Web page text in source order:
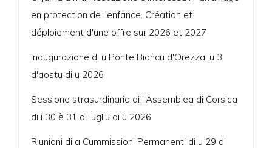
en protection de l'enfance. Création et
déploiement d'une offre sur 2026 et 2027
Inaugurazione di u Ponte Biancu d'Orezza, u 3
d'aostu di u 2026
Sessione strasurdinaria di l'Assemblea di Corsica
di i 30 è 31 di lugliu di u 2026
Riunioni di a Cummissioni Permanenti di u 29 di